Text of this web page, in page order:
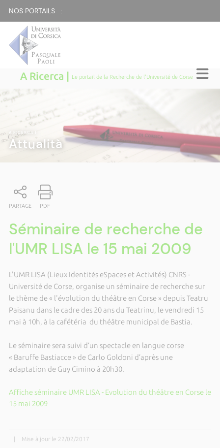
NOS PORTAILS :
A Ricerca | Le portail de la Recherche de l'Université de Corse
A RICERCA
Attualità
PARTAGE PDF
Séminaire de recherche de
l'UMR LISA le 15 mai 2009
L'UMR LISA (Lieux Identités eSpaces et Activités) CNRS -
Université de Corse, organise un séminaire de recherche sur
le thème de « l'évolution du théâtre en Corse » depuis Teatru
Paisanu dans le cadre des 20 ans du Teatrinu, le vendredi 15
mai à 10h, à la cafétéria du théâtre municipal de Bastia.
Le séminaire sera suivi d’un spectacle en langue corse
« Baruffe Bastiacce » de Carlo Goldoni d’après une
adaptation de Guy Cimino à 20h30.
Affiche séminaire UMR LISA - Evolution du théâtre en Corse le
15 mai 2009
Mise à jour le 22/02/2017